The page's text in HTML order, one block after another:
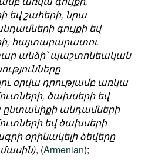
եվ շահերի, նրա
գույքի եվ
հայտարարատու
անձի՝ պաշտոնեական
օրվա դրությամբ առկա
ծախսերի եվ
ընտանիքի անդամների
եվ ծախսերի
օրինակելի ձեվերը
, (Armenian);